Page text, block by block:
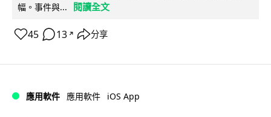
幅。事件與...
閱讀全文
45 13 ↗ 分享
應用軟件 應用軟件 iOS App